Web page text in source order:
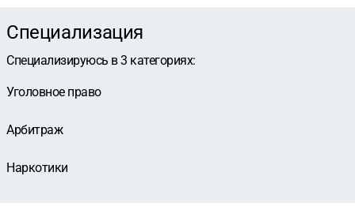
Специализация
Специализируюсь в3 категориях:
Уголовное право
Арбитраж
Наркотики